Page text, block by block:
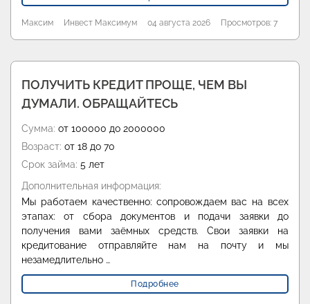
Максим Инвест Максимум 04 августа 2026 Просмотров: 7
ПОЛУЧИТЬ КРЕДИТ ПРОЩЕ, ЧЕМ ВЫ
ДУМАЛИ. ОБРАЩАЙТЕСЬ
Сумма: от 100000 до 2000000
Возраст: от 18 до 70
Срок займа: 5 лет
Дополнительная информация:
Мы работаем качественно: сопровождаем вас на всех
этапах: от сбора документов и подачи заявки до
получения вами заёмных средств. Свои заявки на
кредитование отправляйте нам на почту и мы
незамедлительно …
Подробнее